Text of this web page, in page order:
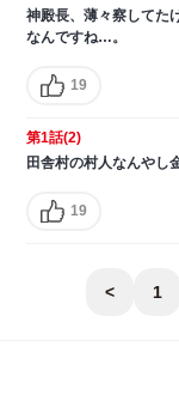
神殿長、薄々察してた
なんですね…。
19
第1話(2)
田舎村の村人なんやし
19
< 1